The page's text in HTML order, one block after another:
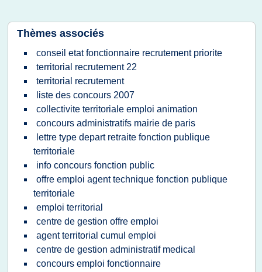
Thèmes associés
conseil etat fonctionnaire recrutement priorite
territorial recrutement 22
territorial recrutement
liste des concours 2007
collectivite territoriale emploi animation
concours administratifs mairie de paris
lettre type depart retraite fonction publique
territoriale
info concours fonction public
offre emploi agent technique fonction publique
territoriale
emploi territorial
centre de gestion offre emploi
agent territorial cumul emploi
centre de gestion administratif medical
concours emploi fonctionnaire